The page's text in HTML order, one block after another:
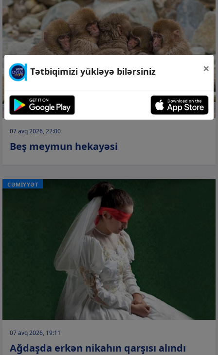
07 avq 2026, 22:00
Beş meymun hekayəsi
CƏMİYYƏT
07 avq 2026, 19:11
Ağdaşda erkən nikahın qarşısı alındı
Tətbiqimizi yükləyə bilərsiniz ×